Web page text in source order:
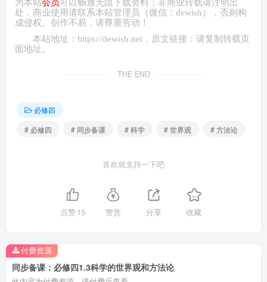
②进一步丰富和发展了马克思主义的实践观
③是科学的世界观，第一次实现了自然观与社会历史观
体有效的办法
A.②④ B.①③ C.①② D.③④
5.马克思主义中国化的两大理论成果最佳表述是
A.毛泽东思想、邓小平理论 B.邓小平理论、
C.邓小平理论、中国特色社会主义理论体系 D.毛泽东
为本站会员可以畅通无阻下载资料；非商业转载请注明出
处，商业使用请联系本站管理员（微信： dewish ），否则构
成侵权。创作不易，请尊重劳动！
本站地址： https://dewish.net ，原文链接：请复制转载页
面地址。
THE END
必修四
# 必修四
# 同步备课 # 科学 # 世界观 # 方法论
喜欢就支持一下吧
点赞15 赞赏 分享 收藏
同步备课：必修四1.3科学的世界观和方法论
付费资源